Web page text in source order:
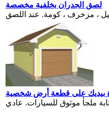
لصق الجدران بخلفية مخصصة
بيديك على قطعة أرض شخصية